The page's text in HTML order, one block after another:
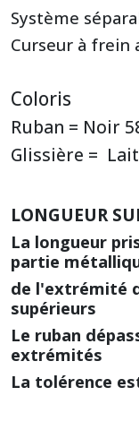
Système
Curseur à frein
Coloris
Ruban = Noir
Glissière =
LONGUEUR
La longueur
partie
de l'extrémité
supérieurs
Le ruban
extrémités
La tolérence